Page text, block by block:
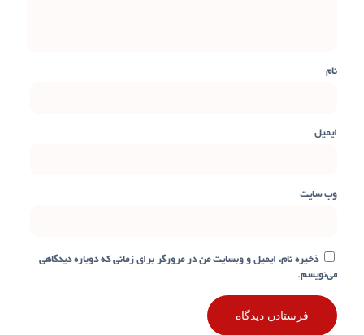
نام
ایمیل
وب‌ سایت
ذخیره نام، ایمیل و وبسایت من در مرورگر برای زمانی که دوباره دیدگاهی
می‌نویسم.